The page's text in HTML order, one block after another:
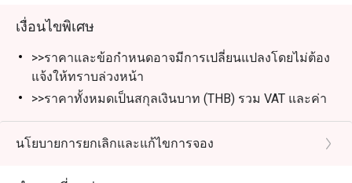
เงื่อนไขพิเศษ
>>ราคาและข้อกำหนดอาจมีการเปลี่ยนแปลงโดยไม่ต้อง
แจ้งให้ทราบล่วงหน้า
>>ราคาทั้งหมดเป็นสกุลเงินบาท (THB) รวม VAT และค่า
บริการแล้ว เว้นแต่จะระบุไว้เป็นกรณีพิเศษ
**บุฟเฟ่ต์ติ่มซำ AYCE** รวมถึงข้าวหรือก๋วยเตี๋ยวหนึ่งจาน
นโยบายการยกเลิกและแก้ไขการจอง